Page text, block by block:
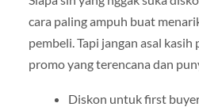
cara paling ampuh buat
pembeli. Tapi jangan asal
promo yang terencana dan
Diskon untuk first